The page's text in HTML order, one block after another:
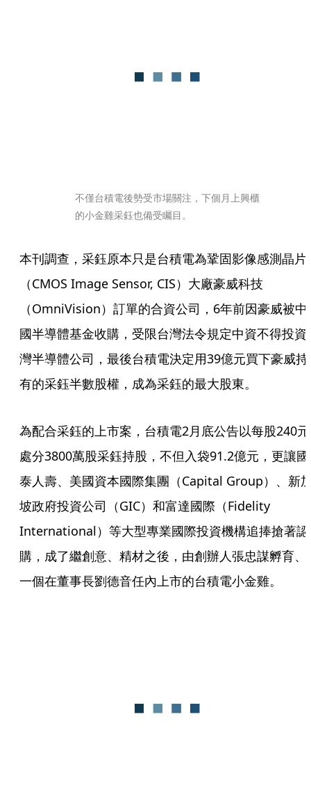
不僅台積電後勢受市場關注，下個月上興櫃
的小金雞采鈺也備受矚目。
本刊調查，采鈺原本只是台積電為鞏固影像感測晶片
（CMOS Image Sensor, CIS）大廠豪威科技
（OmniVision）訂單的合資公司，6年前因豪威被中
國半導體基金收購，受限台灣法令規定中資不得投資
灣半導體公司，最後台積電決定用39億元買下豪威持
有的采鈺半數股權，成為采鈺的最大股東。
為配合采鈺的上市案，台積電2月底公告以每股240元
處分3800萬股采鈺持股，不但入袋91.2億元，更讓國
泰人壽、美國資本國際集團（Capital Group）、新
坡政府投資公司（GIC）和富達國際（Fidelity
International）等大型專業國際投資機構追捧搶著認
購，成了繼創意、精材之後，由創辦人張忠謀孵育、
一個在董事長劉德音任內上市的台積電小金雞。